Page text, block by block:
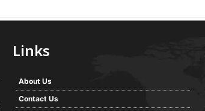
Links
About Us
Contact Us